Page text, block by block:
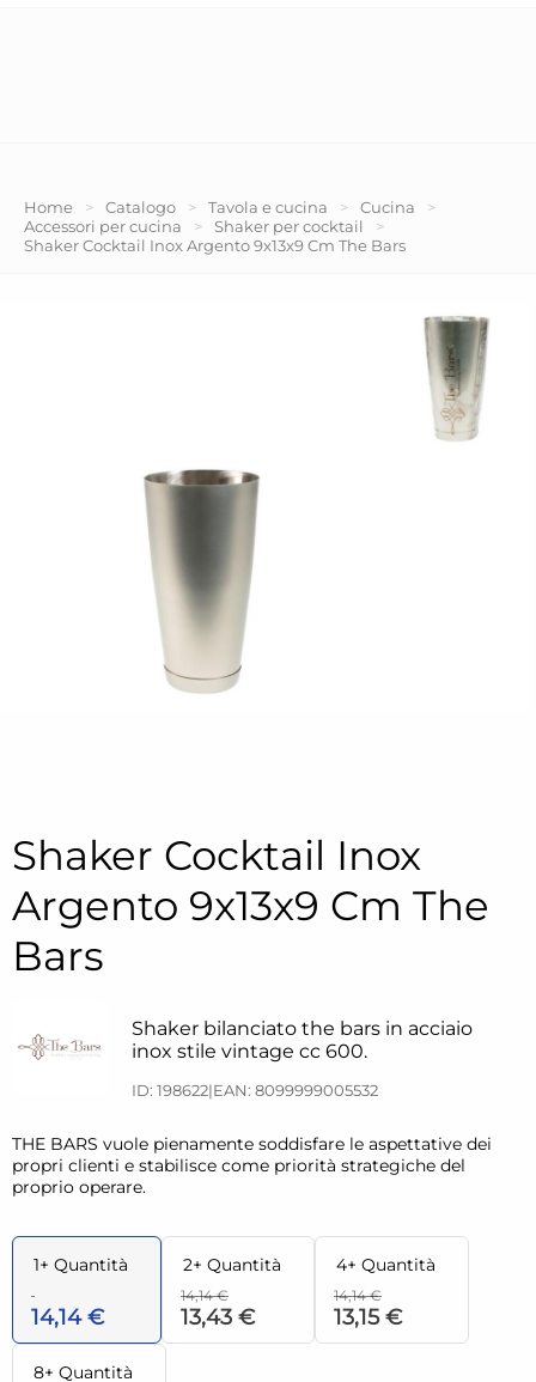
Home > Catalogo > Tavola e cucina > Cucina
>
Accessori per cucina
> Shaker per cocktail
>
Shaker Cocktail Inox Argento 9x13x9 Cm The Bars
Shaker Cocktail Inox
Argento 9x13x9 Cm The
Bars
Shaker bilanciato the bars in acciaio
inox stile vintage cc 600.
ID: 198622|EAN: 8099999005532
THE BARS vuole pienamente soddisfare le aspettative dei
propri clienti e stabilisce come priorità strategiche del
proprio operare.
1+ Quantità
14,14 €
2+ Quantità
14,14 €
13,43 €
4+ Quantità
14,14 €
13,15 €
8+ Quantità